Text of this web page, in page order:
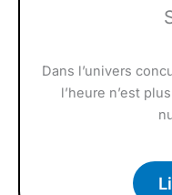
Dans l’univers
l’heure n’est